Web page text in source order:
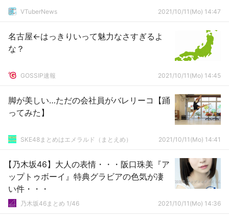
VTuberNews 2021/10/11(Mo) 14:47
名古屋←はっきりいって魅力なさすぎるよ
な？
GOSSIP速報 2021/10/11(Mo) 14:45
脚が美しい…ただの会社員がバレリーコ【踊
ってみた】
SKE48まとめはエメラルド（まとえめ） 2021/10/11(Mo) 14:41
【乃木坂46】大人の表情・・・阪口珠美『ア
ップトゥボーイ』特典グラビアの色気が凄
い件・・・
乃木坂46まとめ 1/46 2021/10/11(Mo) 14:36